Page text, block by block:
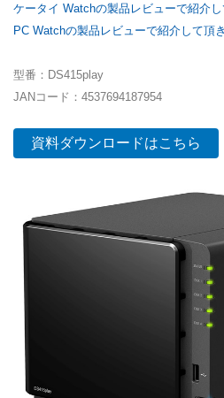
ケータイ Watchの製品レビューで紹介し
PC Watchの製品レビューで紹介して頂
型番：DS415play
JANコード：4537694187954
資料ダウンロードはこちら